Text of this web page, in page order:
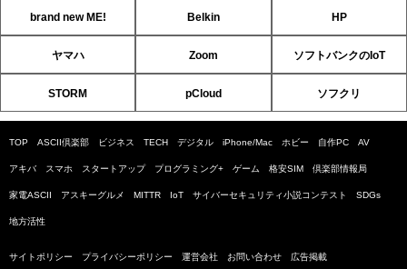
brand new ME! Belkin HP
ヤマハ Zoom ソフトバンクのIoT
STORM pCloud ソフクリ
TOP ASCII倶楽部 ビジネス TECH デジタル iPhone/Mac ホビー 自作PC AV
アキバ スマホ スタートアップ プログラミング+ ゲーム 格安SIM 倶楽部情報局
家電ASCII アスキーグルメ MITTR IoT サイバーセキュリティ小説コンテスト SDGs
地方活性
サイトポリシー プライバシーポリシー 運営会社 お問い合わせ 広告掲載